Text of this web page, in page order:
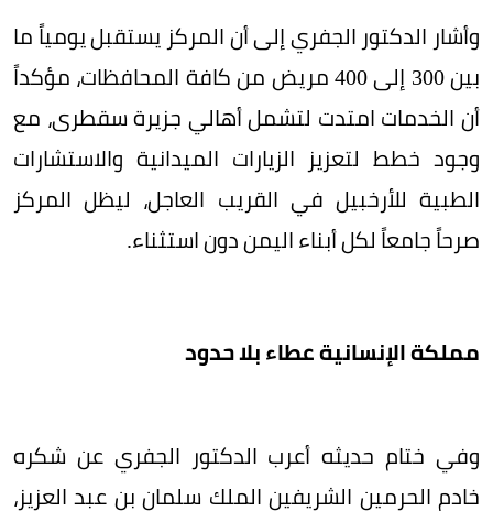
وأشار الدكتور الجفري إلى أن المركز يستقبل يومياً ما
بين 300 إلى 400 مريض من كافة المحافظات، مؤكداً
أن الخدمات امتدت لتشمل أهالي جزيرة سقطرى، مع
وجود خطط لتعزيز الزيارات الميدانية والاستشارات
الطبية للأرخبيل في القريب العاجل، ليظل المركز
صرحاً جامعاً لكل أبناء اليمن دون استثناء.
مملكة الإنسانية عطاء بلا حدود
​وفي ختام حديثه أعرب الدكتور الجفري عن شكره
خادم الحرمين الشريفين الملك سلمان بن عبد العزيز،